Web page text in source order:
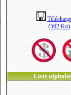
(562 Ko)
Liste